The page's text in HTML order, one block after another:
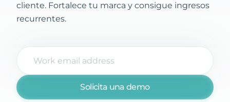
cliente. Fortalece tu marca y consigue ingresos
recurrentes.
Solicita una demo